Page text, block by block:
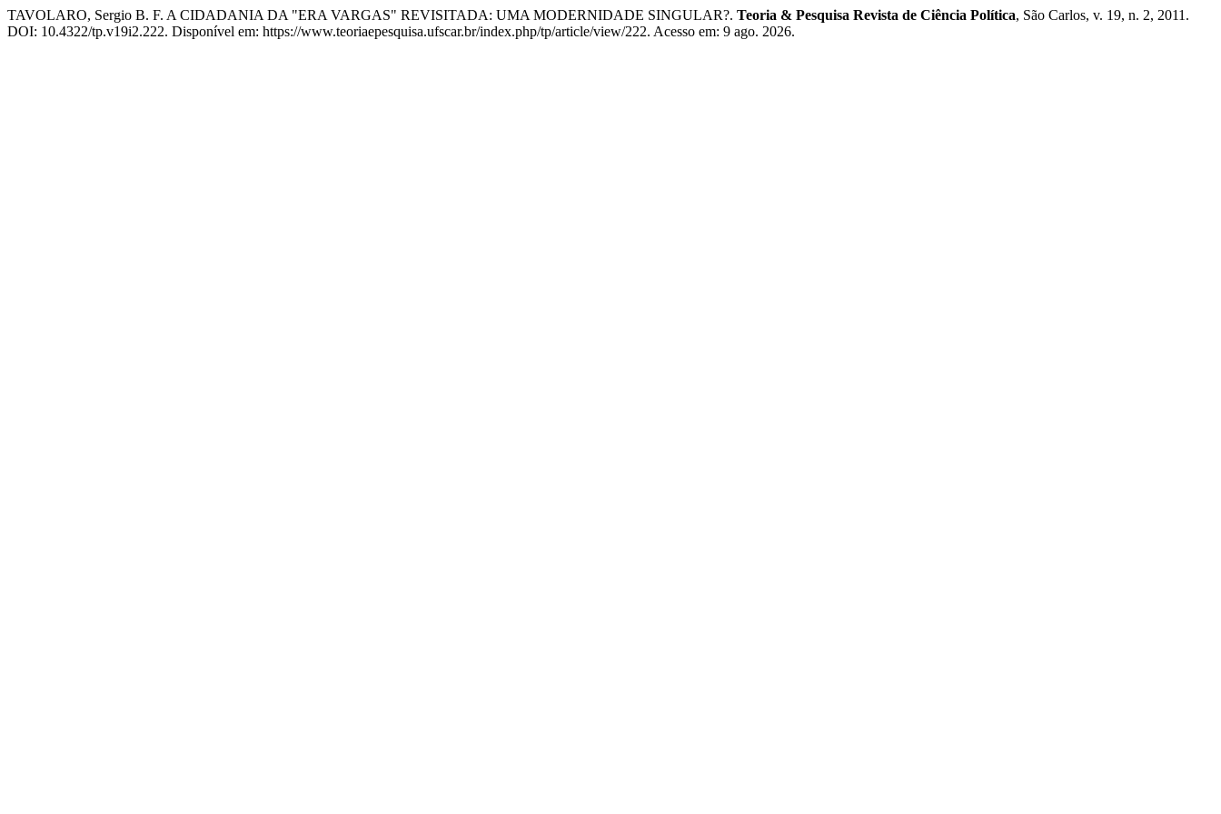
TAVOLARO, Sergio B. F. A CIDADANIA DA "ERA VARGAS" REVISITADA: UMA MODERNIDADE SINGULAR?. Teoria & Pesquisa Revista de Ciência Política, São Carlos, v. 19, n. 2, 2011.
DOI: 10.4322/tp.v19i2.222. Disponível em: https://www.teoriaepesquisa.ufscar.br/index.php/tp/article/view/222. Acesso em: 9 ago. 2026.